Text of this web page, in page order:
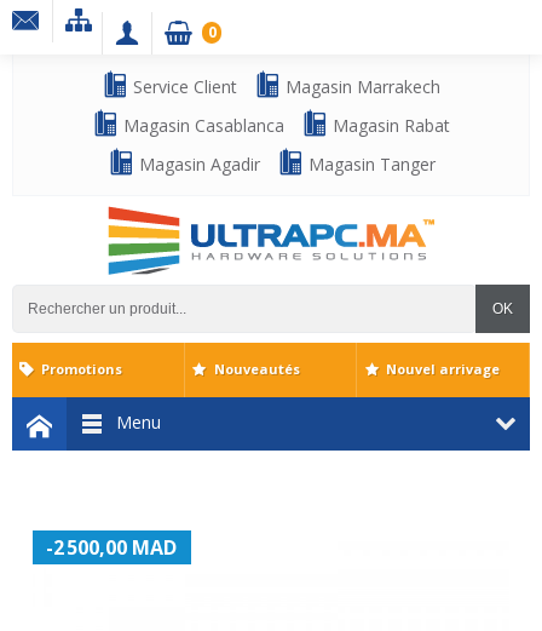
Service Client
Magasin Marrakech
Magasin Casablanca
Magasin Rabat
Magasin Agadir
Magasin Tanger
OK
0
Menu
Promotions Nouveautés Nouvel arrivage
-2 500,00 MAD